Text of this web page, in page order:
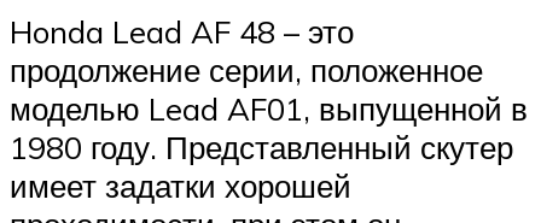
Honda Lead AF 48 – это
продолжение серии, положенное
моделью Lead AF01, выпущенной в
1980 году. Представленный скутер
имеет задатки хорошей